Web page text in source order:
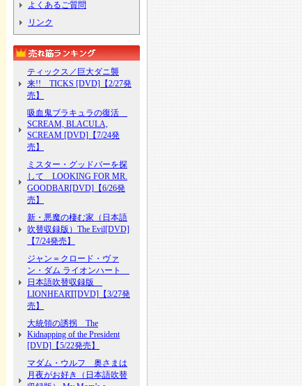
よくあるご質問
リンク
ティックス／巨大ダニ襲
来!! TICKS [DVD]【2/27発
売】
吸血鬼ブラキュラの復活
SCREAM, BLACULA,
SCREAM [DVD]【7/24発
売】
ミスター・グッドバーを探
して LOOKING FOR MR.
GOODBAR[DVD]【6/26発
売】
新・悪魔の棲む家（日本語
吹替収録版）The Evil[DVD]
【7/24発売】
ジャン＝クロード・ヴァ
ン・ダム ライオンハート
日本語吹替収録版
LIONHEART[DVD]【3/27発
売】
大統領の誘拐 The
Kidnapping of the President
[DVD]【5/22発売】
マダム・ウルフ 奥さまは
月夜がお好き（日本語吹替